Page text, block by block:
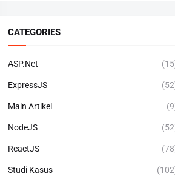
CATEGORIES
ASP.Net
ExpressJS
Main Artikel
NodeJS
ReactJS
Studi Kasus